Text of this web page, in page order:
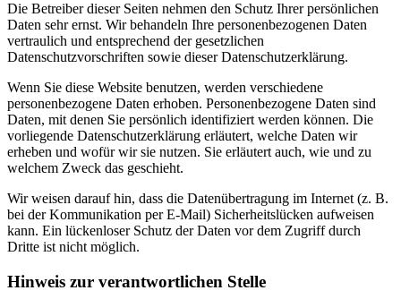
Die Betreiber dieser Seiten nehmen den Schutz Ihrer persönlichen
Daten sehr ernst. Wir behandeln Ihre personenbezogenen Daten
vertraulich und entsprechend der gesetzlichen
Datenschutzvorschriften sowie dieser Datenschutzerklärung.
Wenn Sie diese Website benutzen, werden verschiedene
personenbezogene Daten erhoben. Personenbezogene Daten sind
Daten, mit denen Sie persönlich identifiziert werden können. Die
vorliegende Datenschutzerklärung erläutert, welche Daten wir
erheben und wofür wir sie nutzen. Sie erläutert auch, wie und zu
welchem Zweck das geschieht.
Wir weisen darauf hin, dass die Datenübertragung im Internet (z. B.
bei der Kommunikation per E-Mail) Sicherheitslücken aufweisen
kann. Ein lückenloser Schutz der Daten vor dem Zugriff durch
Dritte ist nicht möglich.
Hinweis zur verantwortlichen Stelle